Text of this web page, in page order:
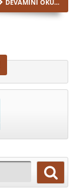
DEVAMINI OKU...